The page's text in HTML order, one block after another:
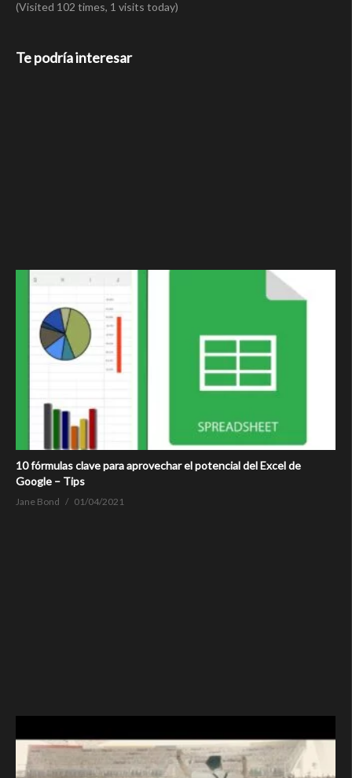
(Visited 102 times, 1 visits today)
Te podría interesar
10 fórmulas clave para aprovechar el potencial del Excel de
Google – Tips
Jane Bond 01/04/2021